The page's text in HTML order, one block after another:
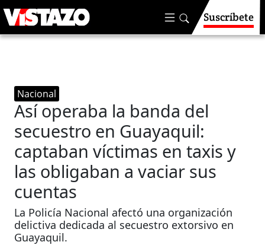
Suscríbete
Nacional
Así operaba la banda del
secuestro en Guayaquil:
captaban víctimas en taxis y
las obligaban a vaciar sus
cuentas
La Policía Nacional afectó una organización
delictiva dedicada al secuestro extorsivo en
Guayaquil.